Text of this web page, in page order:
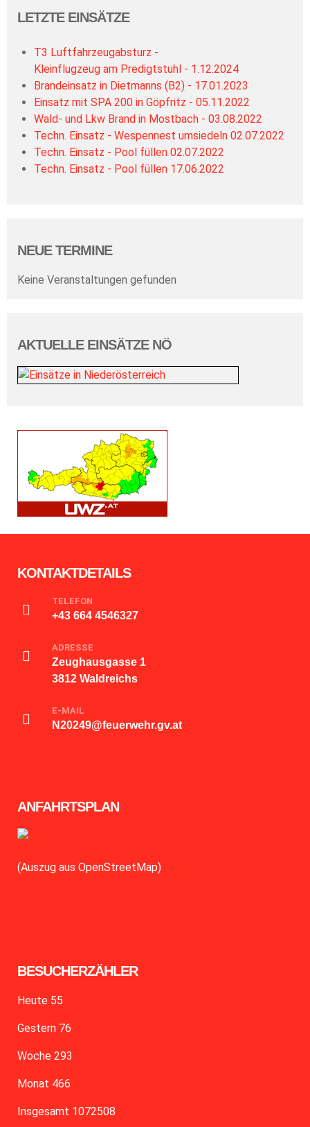
LETZTE EINSÄTZE
T3 Luftfahrzeugabsturz -
Kleinflugzeug am Predigtstuhl - 1.12.2024
Brandeinsatz in Dietmanns (B2) - 17.01.2023
Einsatz mit SPA 200 in Göpfritz - 05.11.2022
Wald- und Lkw Brand in Mostbach - 03.08.2022
Techn. Einsatz - Wespennest umsiedeln 02.07.2022
Techn. Einsatz - Pool füllen 02.07.2022
Techn. Einsatz - Pool füllen 17.06.2022
NEUE TERMINE
Keine Veranstaltungen gefunden
AKTUELLE EINSÄTZE NÖ
KONTAKTDETAILS
TELEFON
+43 664 4546327
ADRESSE
Zeughausgasse 1
3812 Waldreichs
E-MAIL
N20249@feuerwehr.gv.at
ANFAHRTSPLAN
(Auszug aus OpenStreetMap)
BESUCHERZÄHLER
Heute 55
Gestern 76
Woche 293
Monat 466
Insgesamt 1072508